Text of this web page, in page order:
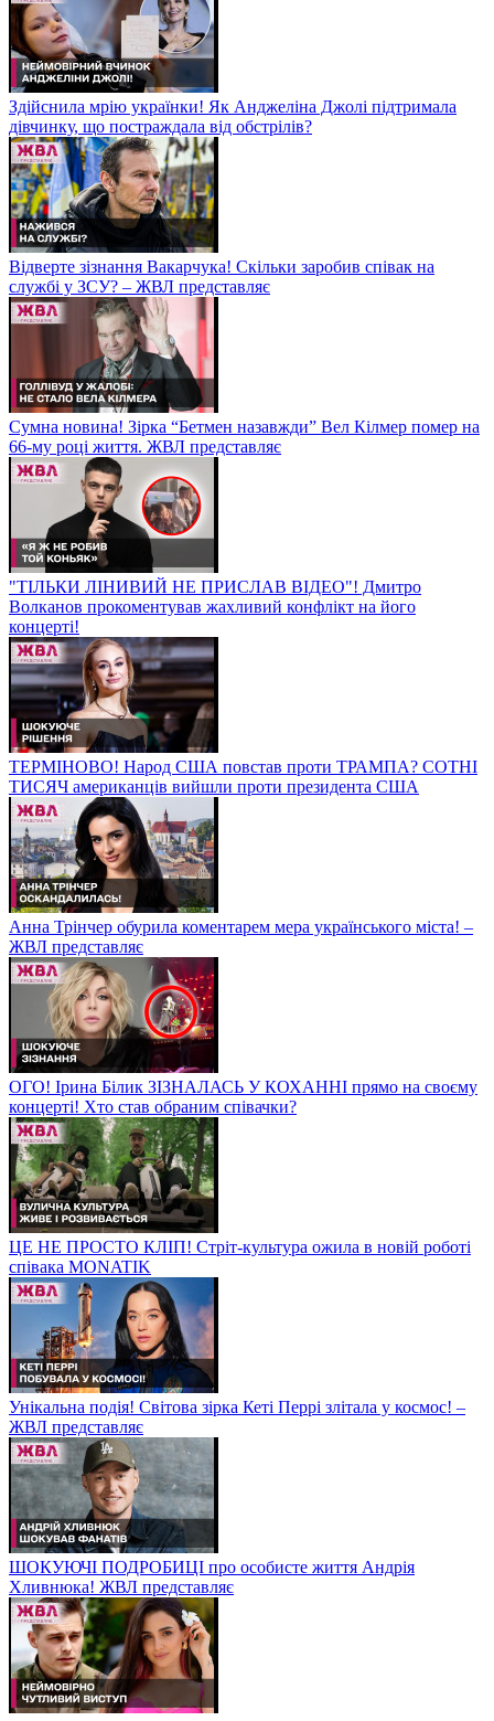
Здійснила мрію українки! Як Анджеліна Джолі підтримала
дівчинку, що постраждала від обстрілів?
Відверте зізнання Вакарчука! Скільки заробив співак на
службі у ЗСУ? – ЖВЛ представляє
Сумна новина! Зірка “Бетмен назавжди” Вел Кілмер помер на
66-му році життя. ЖВЛ представляє
"ТІЛЬКИ ЛІНИВИЙ НЕ ПРИСЛАВ ВІДЕО"! Дмитро
Волканов прокоментував жахливий конфлікт на його
концерті!
ТЕРМІНОВО! Народ США повстав проти ТРАМПА? СОТНІ
ТИСЯЧ американців вийшли проти президента США
Анна Трінчер обурила коментарем мера українського міста! –
ЖВЛ представляє
ОГО! Ірина Білик ЗІЗНАЛАСЬ У КОХАННІ прямо на своєму
концерті! Хто став обраним співачки?
ЦЕ НЕ ПРОСТО КЛІП! Стріт-культура ожила в новій роботі
співака MONATIK
Унікальна подія! Світова зірка Кеті Перрі злітала у космос! –
ЖВЛ представляє
ШОКУЮЧІ ПОДРОБИЦІ про особисте життя Андрія
Хливнюка! ЖВЛ представляє